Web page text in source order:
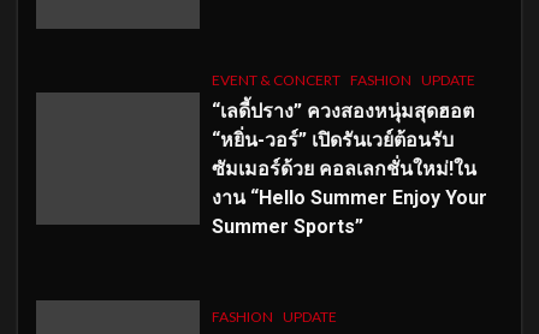
EVENT & CONCERT FASHION UPDATE
“เลดี้ปราง” ควงสองหนุ่มสุดฮอต
“หยิ่น-วอร์” เปิดรันเวย์ต้อนรับ
ซัมเมอร์ด้วย คอลเลกชั่นใหม่!ใน
งาน “Hello Summer Enjoy Your
Summer Sports”
FASHION UPDATE